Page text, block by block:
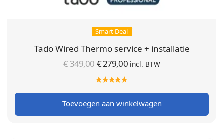
Smart Deal
Tado Wired Thermo service + installatie
€349,00Oorspronkelijke
prijs was:
€ 349,00.
€279,00 Huidige
€ 279,00.
incl. BTW
Toevoegen aan winkelwagen